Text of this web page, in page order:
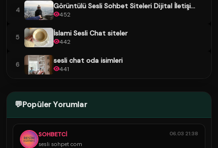
4 Görüntülü Sesli Sohbet Siteleri Dijital İletişi...
452
5 İslami Sesli Chat siteler
442
6 sesli chat oda isimleri
441
💬Popüler Yorumlar
SOHBETCİ
sesli sohpet com
06.03 21:38